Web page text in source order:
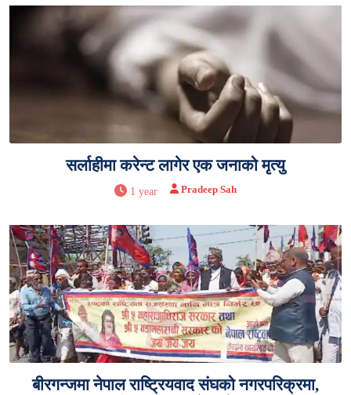
सर्लाहीमा करेन्ट लागेर एक जनाको मृत्यु
1 year Pradeep Sah
बीरगन्जमा नेपाल राष्ट्रियवाद संघको नगरपरिक्रमा,